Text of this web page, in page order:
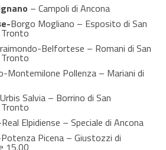
– Campoli di Ancona
Borgo Mogliano – Esposito di San
Belfortese – Romani di San
Montemilone Pollenza – Mariani di
Salvia – Borrino di San
Elpidiense – Speciale di Ancona
Picena – Giustozzi di
15.00